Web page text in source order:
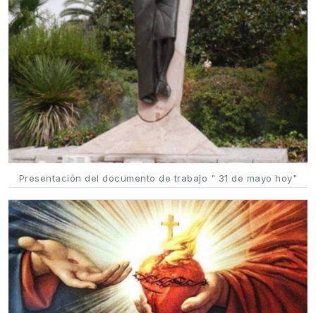
Presentación del documento de trabajo " 31 de mayo hoy"